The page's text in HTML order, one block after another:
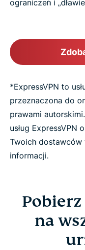
ograniczeń i
*ExpressVPN to
przeznaczona do
prawami
usług ExpressVPN
Twoich dostawców
informacji.
na